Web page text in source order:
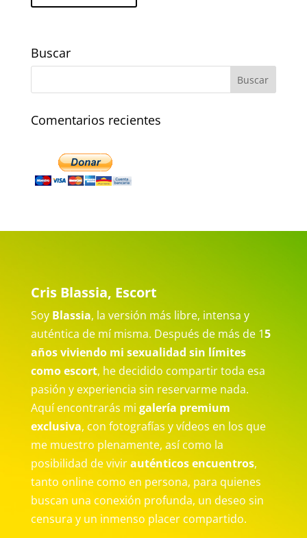
Buscar
Comentarios recientes
Cris Blassia, Escort
Soy Blassia, la versión más libre, intensa y
auténtica de mí misma. Después de más de 15
años viviendo mi sexualidad sin límites
como escort, he decidido compartir toda esa
pasión y experiencia sin reservarme nada.
Aquí encontrarás mi galería premium
exclusiva, con fotografías y vídeos en los que
me muestro plenamente, así como la
posibilidad de vivirauténticos encuentros,
tanto online como en persona, para quienes
buscan una conexión profunda, un deseo sin
censura y un inmenso placer compartido.